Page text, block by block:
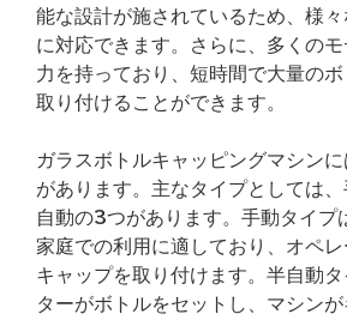
能な設計が施されているため、様
に対応できます。さらに、多くの
力を持っており、短時間で大量の
取り付けることができます。
ガラスボトルキャッピングマシン
があります。主なタイプとしては
自動の3つがあります。手動タイプ
家庭での利用に適しており、オペ
キャップを取り付けます。半自動
ターがボトルをセットし、マシン